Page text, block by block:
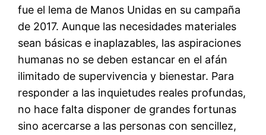
fue el lema de Manos Unidas en su campaña
de 2017. Aunque las necesidades materiales
sean básicas e inaplazables, las aspiraciones
humanas no se deben estancar en el afán
ilimitado de supervivencia y bienestar. Para
responder a las inquietudes reales profundas,
no hace falta disponer de grandes fortunas
sino acercarse a las personas con sencillez,